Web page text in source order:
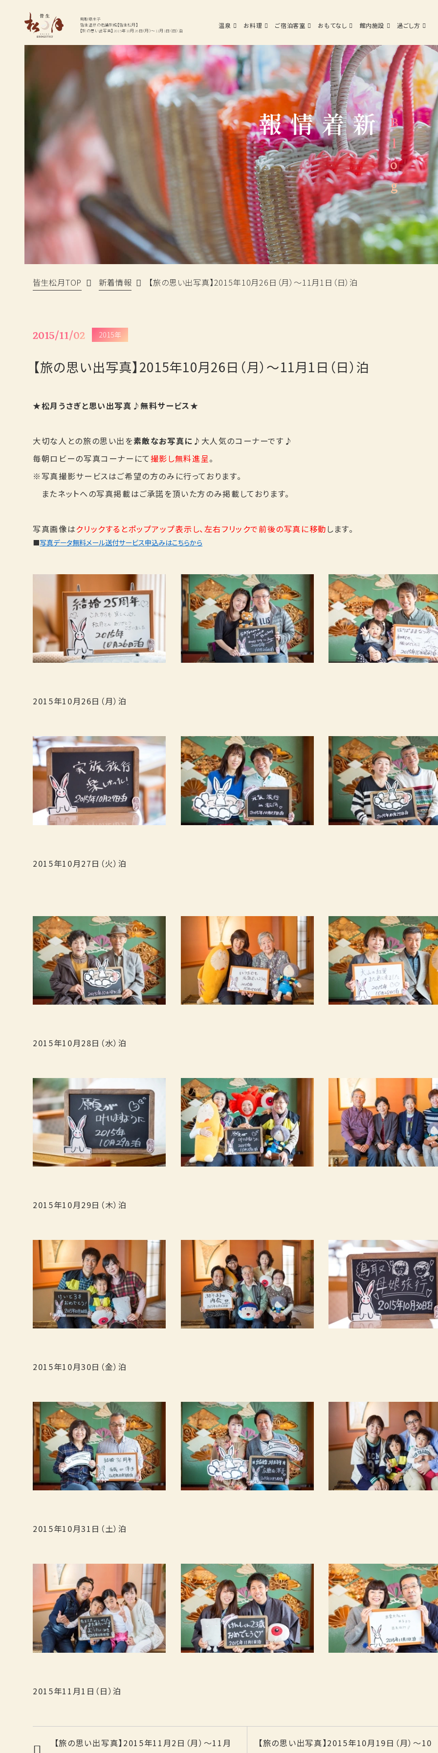
鳥取県米子
皆生温泉の老舗旅館【皆生松月】
【旅の思い出写真】2015年10月26日（月）～11月1日（日）泊
温泉 お料理 ご宿泊客室 おもてなし 館内施設 過ごし方
Top
Hot spring
温泉
Facilities
館内施設
Dining
お料理
Access
交通アクセス
松月の歩み
過ごし方
おもてなし
旅の思い出ギャラリー
新着情報
採用情報
ご宿泊予約
宿泊日
日付未定
泊数
名
女
宿泊プランから探す カレンダーから探す ベストレート
TEL.0859-31-1100
新着情報 Blog
皆生松月TOP 新着情報 【旅の思い出写真】2015年10月26日（月）～11月1日（日）泊
2015/11/02 2015年
【旅の思い出写真】2015年10月26日（月）～11月1日（日）泊
★松月うさぎと思い出写真♪無料サービス★
大切な人との旅の思い出を素敵なお写真に ♪大人気のコーナーです♪
毎朝ロビーの写真コーナーにて撮影し無料進呈。
※写真撮影サービスはご希望の方のみに行っております。
またネットへの写真掲載はご承諾を頂いた方のみ掲載しております。
写真画像はクリックするとポップアップ表示し、左右フリックで前後の写真に移動 します。
■写真データ無料メール送付サービス申込みはこちらから
2015年10月26日（月）泊
2015年10月27日（火）泊
2015年10月28日（水）泊
2015年10月29日（木）泊
2015年10月30日（金）泊
2015年10月31日（土）泊
2015年11月1日（日）泊
【旅の思い出写真】2015年11月2日（月）～11月
【旅の思い出写真】2015年10月19日（月）～10